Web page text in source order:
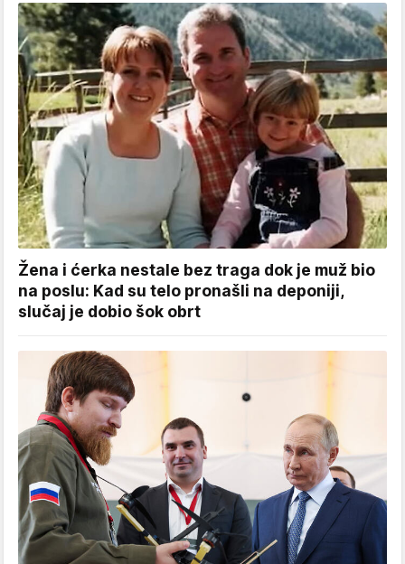
Žena i ćerka nestale bez traga dok je muž bio
na poslu: Kad su telo pronašli na deponiji,
slučaj je dobio šok obrt